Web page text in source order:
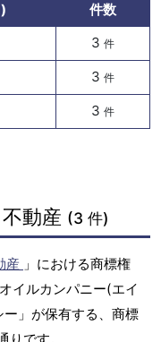
件数
3 件
3 件
3 件
動産 (3 件)
産 」における商標権
イルカンパニー(エイ
」が保有する、商標
です。